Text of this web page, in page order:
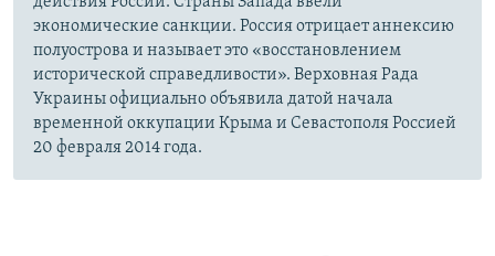
экономические санкции. Россия отрицает аннексию
полуострова и называет это «восстановлением
исторической справедливости». Верховная Рада
Украины официально объявила датой начала
временной оккупации Крыма и Севастополя Россией
20 февраля 2014 года.